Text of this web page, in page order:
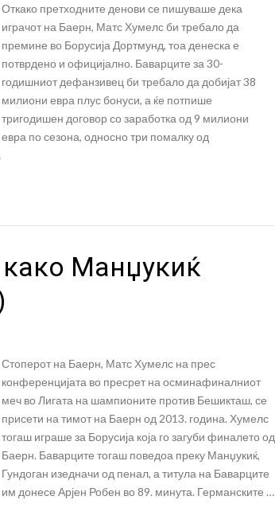
Откако претходните денови се пишуваше дека
играчот на Баерн, Матс Хумелс би требало да
премине во Борусија Дортмунд, тоа денеска е
потврдено и официјално. Баварците за 30-
годишниот дефанзивец би требало да добијат 38
милиони евра плус бонуси, а ќе потпише
тригодишен договор со заработка од 9 милиони
евра по сезона, односно три помалку од
Манџукиќ
Стоперот на Баерн, Матс Хумелс на прес
конференцијата во пресрет на осминафиналниот
меч во Лигата на шампионите против Бешикташ, се
присети на тимот на Баерн од 2013. година. Хумелс
тогаш играше за Борусија која го загуби финалето од
Баерн. Баварците тогаш поведоа преку Манџукиќ,
Гундоган изедначи од пенал, а титула на Баварците
им донесе Арјен Робен во 89. минута. Германските …